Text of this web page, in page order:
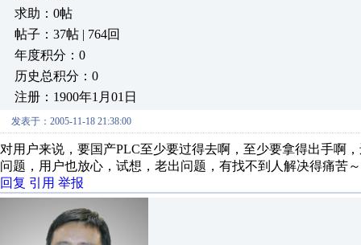
求助：0帖
帖子：37帖 | 764回
年度积分：0
历史总积分：0
注册：1900年1月01日
发表于：2005-11-18 21:38:00
对用户来说，要国产PLC至少要过得去啊，至少要拿得出手啊
问题，用户也放心，试想，老出问题，有找不到人解决得痛苦～
回复 引用 举报